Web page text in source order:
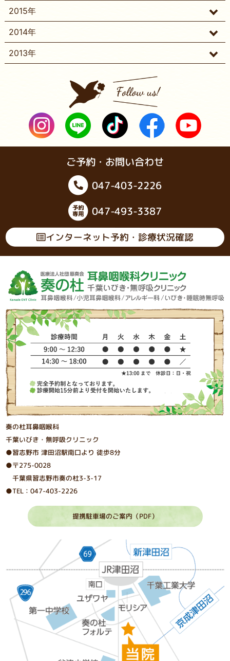
2015年
2014年
2013年
ご予約・お問い合わせ
047-403-2226
047-493-3387
インターネット予約・診療状況確認
奏の杜耳鼻咽喉科
千葉いびき・無呼吸クリニック
●習志野市 津⽥沼駅南⼝より 徒歩8分
●〒275-0028
千葉県習志野市奏の杜3-3-17
●TEL：047-403-2226
提携駐車場のご案内（PDF）